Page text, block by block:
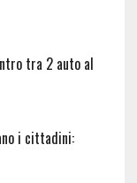
tra 2 auto al
i cittadini: